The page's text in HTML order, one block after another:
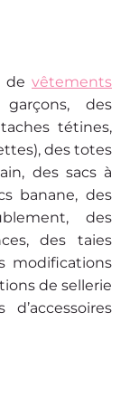
de vêtements
des
tétines,
des totes
des sacs à
banane, des
des
des taies
modifications
de sellerie